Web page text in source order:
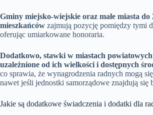
Gminy miejsko-wiejskie oraz małe miasta do
mieszkańców zajmują pozycję pomiędzy tymi
oferując umiarkowane honoraria.
Dodatkowo, stawki w miastach
uzależnione od ich wielkości i dostępnych
co sprawia, że wynagrodzenia radnych mogą
nawet jeśli jednostki samorządowe znajdują się
Jakie są dodatkowe świadczenia i dodatki dla